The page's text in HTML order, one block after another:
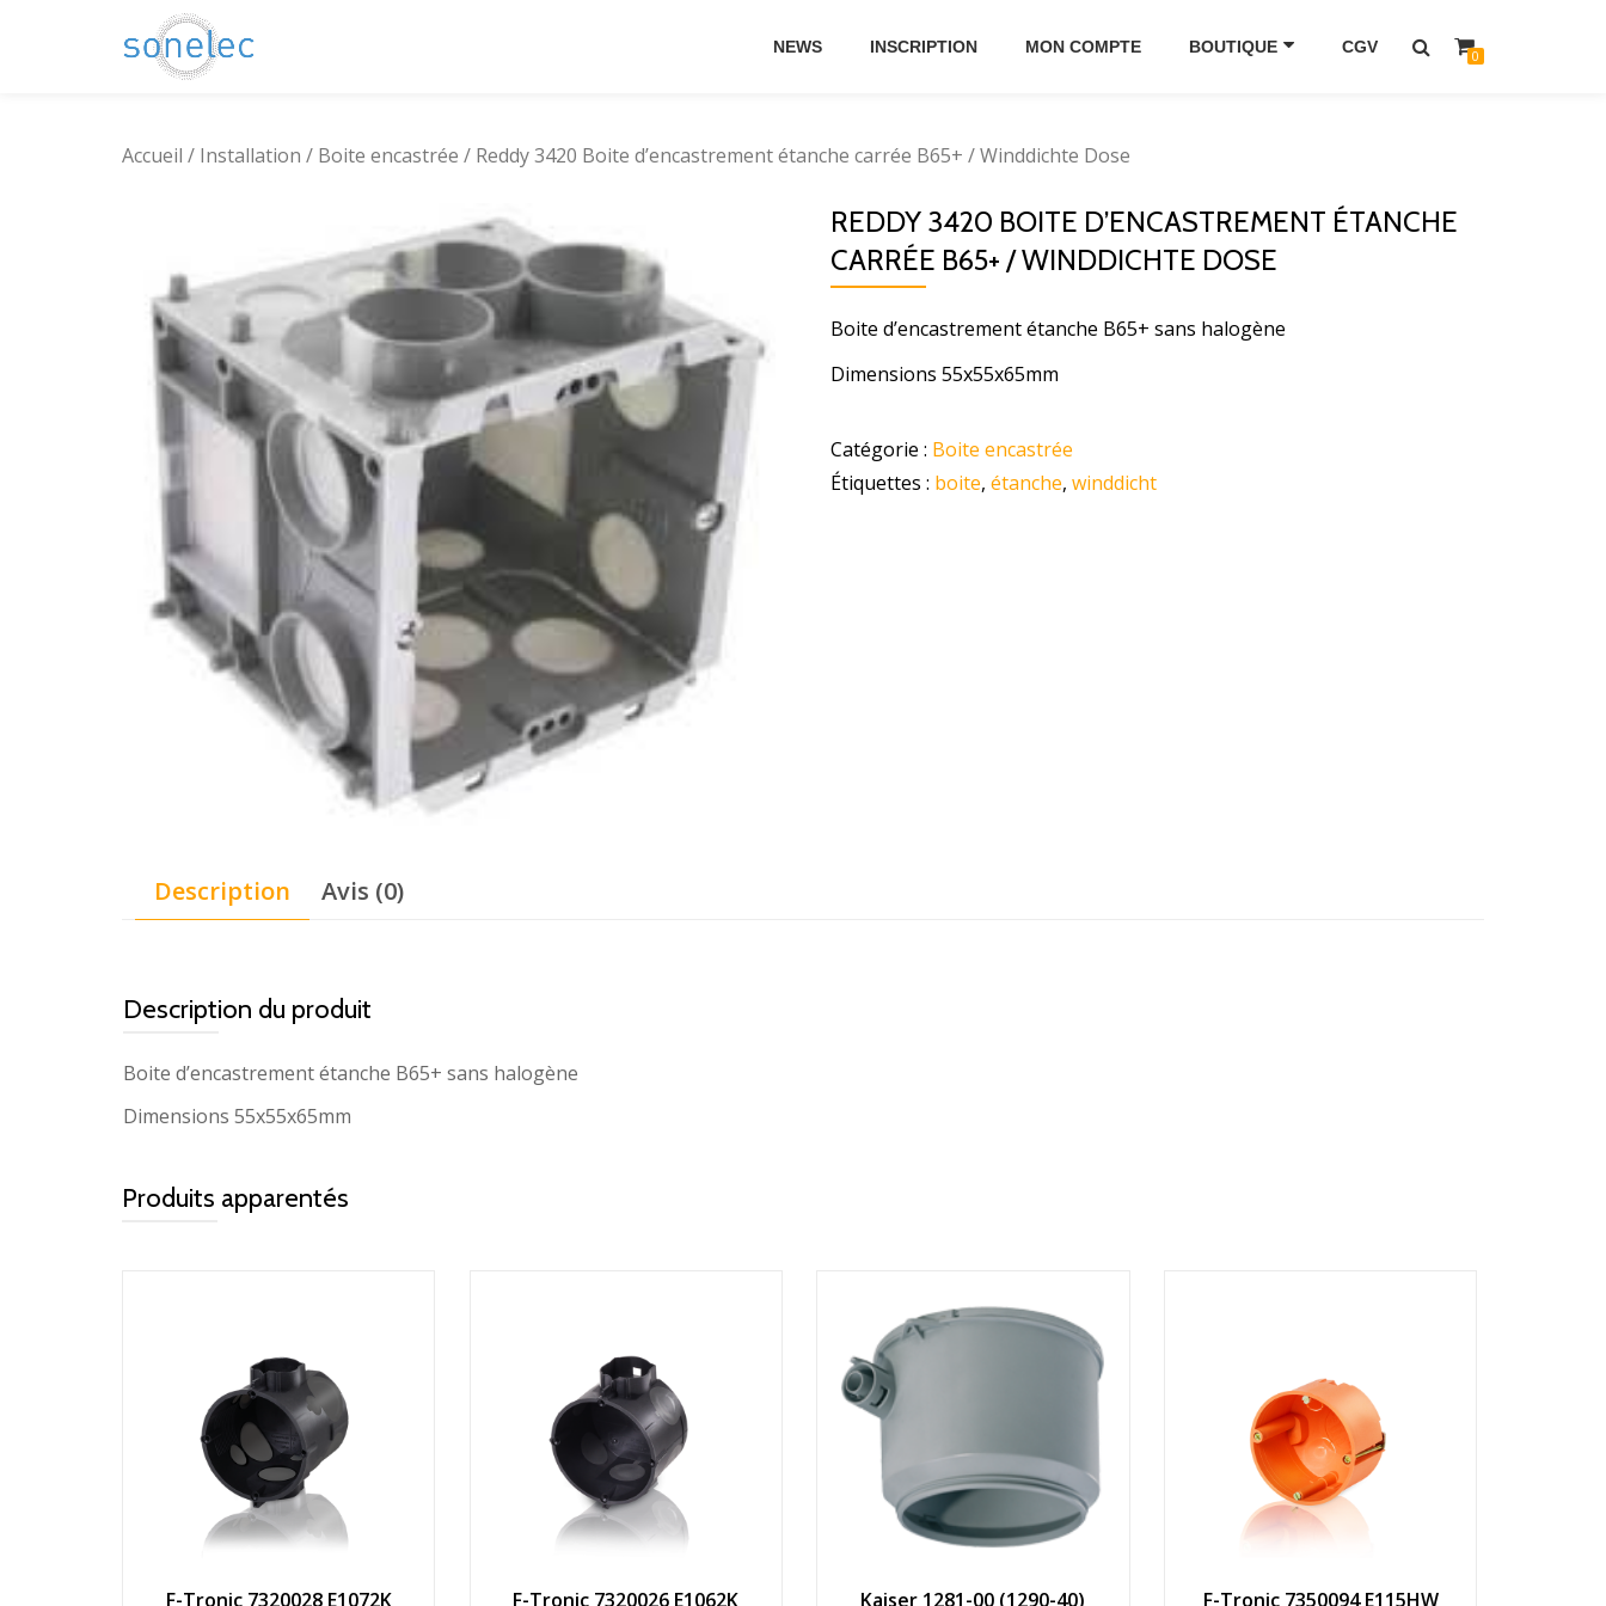
NEWS INSCRIPTION MON COMPTE BOUTIQUE CGV 0
Accueil / Installation / Boite encastrée / Reddy 3420 Boite d’encastrement étanche carrée B65+ / Winddichte Dose
REDDY 3420 BOITE D’ENCASTREMENT ÉTANCHE
CARRÉE B65+ / WINDDICHTE DOSE
Boite d’encastrement étanche B65+ sans halogène
Dimensions 55x55x65mm
Catégorie : Boite encastrée
Étiquettes : boite, étanche, winddicht
Description Avis (0)
Description du produit
Boite d’encastrement étanche B65+ sans halogène
Dimensions 55x55x65mm
Produits apparentés
F-Tronic 7320028 E1072K F-Tronic 7320026 E1062K Kaiser 1281-00 (1290-40) F-Tronic 7350094 E115HW